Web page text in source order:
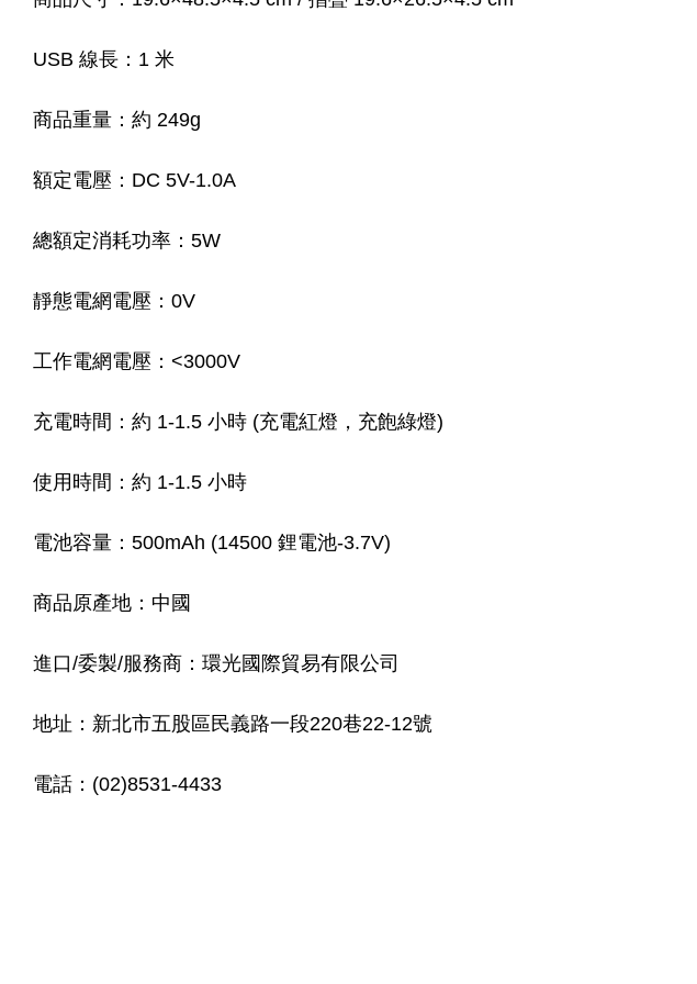
USB 線長：1 米
商品重量：約 249g
額定電壓：DC 5V-1.0A
總額定消耗功率：5W
靜態電網電壓：0V
工作電網電壓：<3000V
充電時間：約 1-1.5 小時 (充電紅燈，充飽綠燈)
使用時間：約 1-1.5 小時
電池容量：500mAh (14500 鋰電池-3.7V)
商品原產地：中國
進口/委製/服務商：環光國際貿易有限公司
地址：新北市五股區民義路一段220巷22-12號
電話：(02)8531-4433